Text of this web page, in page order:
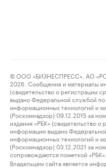
© ООО «БИЗНЕСПРЕСС», АО
2026. Сообщения и материалы
(свидетельство о регистрации
выдано Федеральной службой по
информационных технологий и
(Роскомнадзор) 09.12.2015 за
издания «РБК» (свидетельство
информации выдано
информационных технологий и
(Роскомнадзор) 03.12.2021 за
сопровождаются пометкой «РБК».
Владельцем сайта является